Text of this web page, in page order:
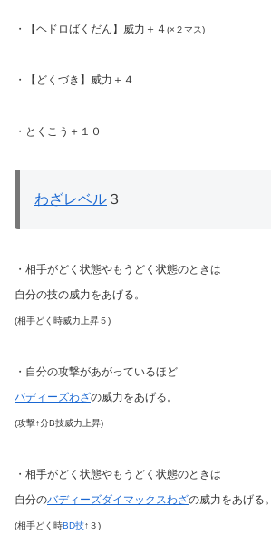
・【ヘドロばくだん】威力＋４(×２マス)
・【どくづき】威力＋４
・とくこう＋１０
わざレベル ３
・相手がどく状態やもうどく状態のときは
自分の技の威力をあげる。
(相手どく時威力上昇５)
・自分の攻撃があがっているほど
バディーズわざの威力をあげる。
(攻撃↑分B技威力上昇)
・相手がどく状態やもうどく状態のときは
自分のバディーズダイマックスわざの威力をあげる。
(相手どく時BD技↑３)